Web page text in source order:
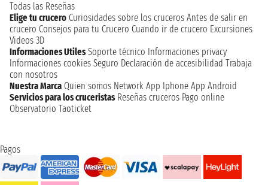
Todas las Reseñas
Elige tu crucero Curiosidades sobre los cruceros Antes de salir en
crucero Consejos para tu Crucero Cuando ir de crucero Excursiones
Videos 3D
Informaciones Utiles Soporte técnico Informaciones privacy
Informaciones cookies Seguro Declaración de accesibilidad Trabaja
con nosotros
Nuestra Marca Quien somos Network App Iphone App Android
Servicios para los cruceristas Reseñas cruceros Pago online
Observatorio Taoticket
Pagos